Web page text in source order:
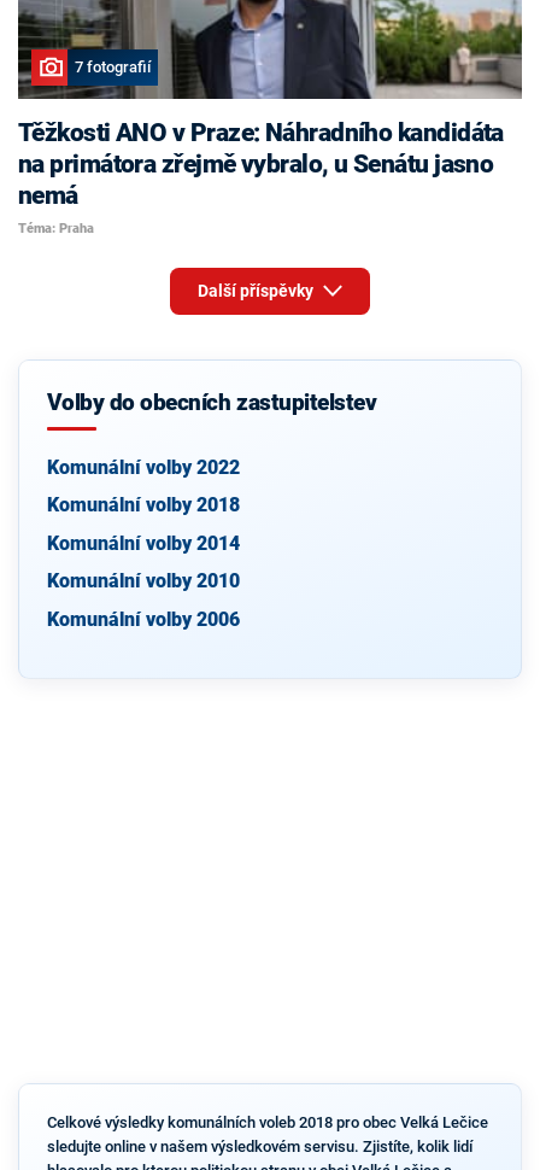
7 fotografií
Těžkosti ANO v Praze: Náhradního kandidáta
na primátora zřejmě vybralo, u Senátu jasno
nemá
Téma: Praha
Další příspěvky
Volby do obecních zastupitelstev
Komunální volby 2022
Komunální volby 2018
Komunální volby 2014
Komunální volby 2010
Komunální volby 2006
Celkové výsledky komunálních voleb 2018 pro obec Velká Lečice
sledujte online v našem výsledkovém servisu. Zjistíte, kolik lidí